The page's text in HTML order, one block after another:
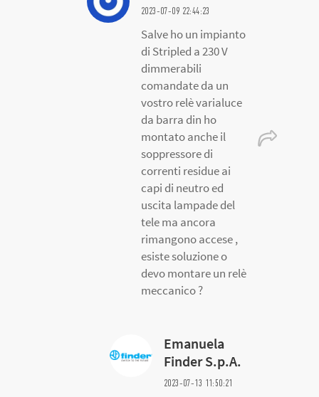
2023-07-09 22:44:23
Salve ho un impianto
di Stripled a 230 V
dimmerabili
comandate da un
vostro relè varialuce
da barra din ho
montato anche il
soppressore di
correnti residue ai
capi di neutro ed
uscita lampade del
tele ma ancora
rimangono accese ,
esiste soluzione o
devo montare un relè
meccanico ?
Emanuela
Finder S.p.A.
2023-07-13 11:50:21